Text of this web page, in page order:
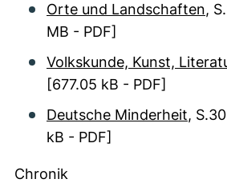
Orte und Landschaften,
MB - PDF]
Volkskunde, Kunst,
[677.05 kB - PDF]
Deutsche Minderheit,
kB - PDF]
Chronik